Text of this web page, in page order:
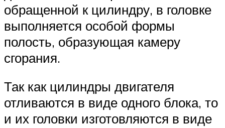
обращенной к цилиндру, в головке
выполняется особой формы
полость, образующая камеру
сгорания.
Так как цилиндры двигателя
отливаются в виде одного блока, то
и их головки изготовляются в виде